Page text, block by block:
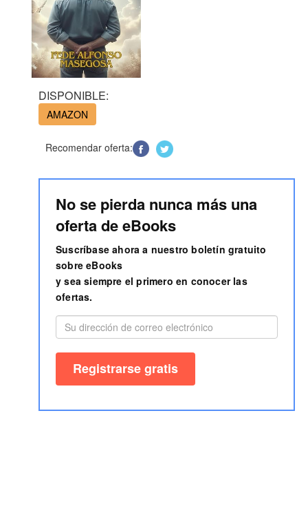
DISPONIBLE:
AMAZON
Recomendar oferta:
No se pierda nunca más una
oferta de eBooks
Suscríbase ahora a nuestro boletín gratuito
sobre eBooks
y sea siempre el primero en conocer las
ofertas.